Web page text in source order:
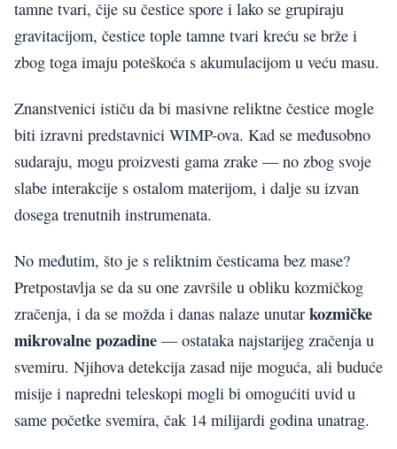
tamne tvari, čije su čestice spore i lako se grupiraju
gravitacijom, čestice tople tamne tvari kreću se brže i
zbog toga imaju poteškoća s akumulacijom u veću masu.
Znanstvenici ističu da bi masivne reliktne čestice mogle
biti izravni predstavnici WIMP-ova. Kad se međusobno
sudaraju, mogu proizvesti gama zrake — no zbog svoje
slabe interakcije s ostalom materijom, i dalje su izvan
dosega trenutnih instrumenata.
No međutim, što je s reliktnim česticama bez mase?
Pretpostavlja se da su one završile u obliku kozmičkog
zračenja, i da se možda i danas nalaze unutar kozmičke
mikrovalne pozadine — ostataka najstarijeg zračenja u
svemiru. Njihova detekcija zasad nije moguća, ali buduće
misije i napredni teleskopi mogli bi omogućiti uvid u
same početke svemira, čak 14 milijardi godina unatrag.